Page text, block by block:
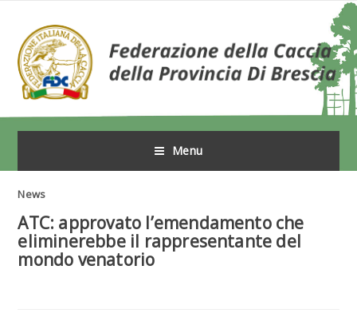
Menu
News
ATC: approvato l’emendamento che
eliminerebbe il rappresentante del
mondo venatorio